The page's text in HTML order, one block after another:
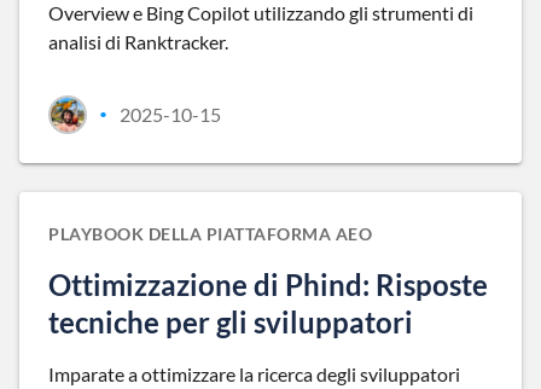
Overview e Bing Copilot utilizzando gli strumenti di
analisi di Ranktracker.
• 2025-10-15
PLAYBOOK DELLA PIATTAFORMA AEO
Ottimizzazione di Phind: Risposte
tecniche per gli sviluppatori
Imparate a ottimizzare la ricerca degli sviluppatori